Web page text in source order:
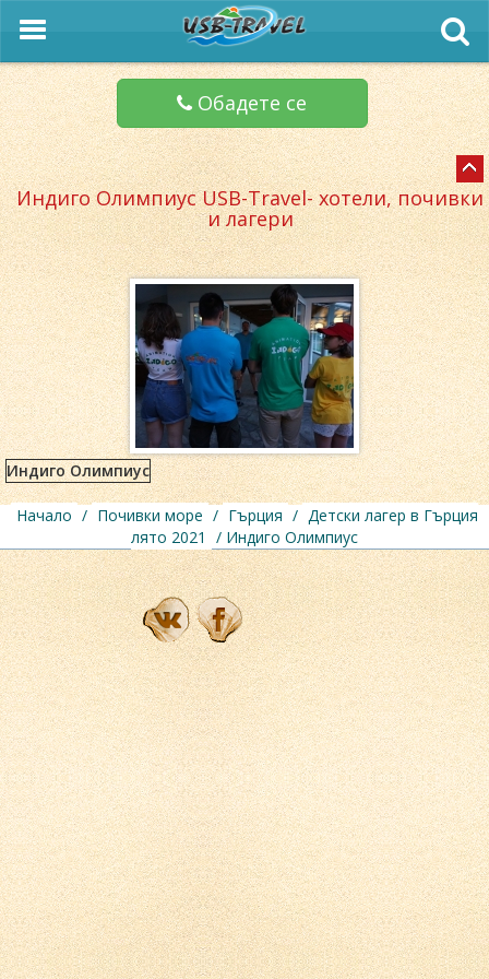
Обадете се
Индиго Олимпиус USB-Travel- хотели, почивки
и лагери
Индиго Олимпиус
Начало / Почивки море / Гърция / Детски лагер в Гърция
лято 2021
/ Индиго Олимпиус